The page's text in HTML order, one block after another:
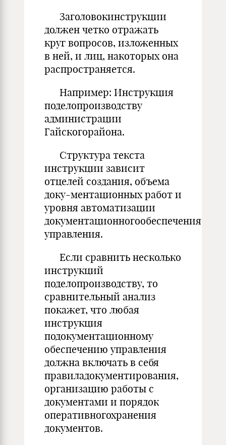
Заголовокинструкции
должен четко отражать
круг вопросов, изложенных
в ней, и лиц, накоторых она
распространяется.
Например: Инструкция
поделопроизводству
администрации
Гайскогорайона.
Структура текста
инструкции зависит
отцелей создания, объема
доку-ментационных работ и
уровня автоматизации
документационногообеспечения
управления.
Если сравнить несколько
инструкций
поделопроизводству, то
сравнительный анализ
покажет, что любая
инструкция
подокументационному
обеспечению управления
должна включать в себя
правиладокументирования,
организацию работы с
документами и порядок
оперативногохранения
документов.